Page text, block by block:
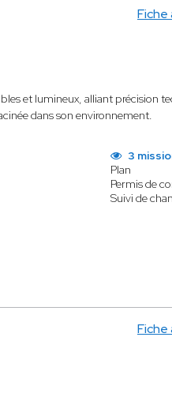
et lumineux, alliant précision
dans son environnement.
3
Plan
Permis de
Suivi de